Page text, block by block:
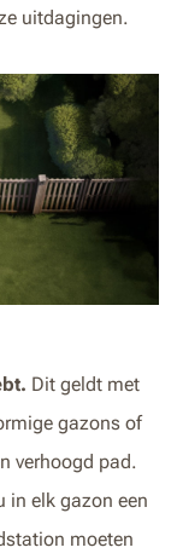
uitdagingen.
Dit geldt met
gazons of
verhoogd pad.
in elk gazon een
moeten